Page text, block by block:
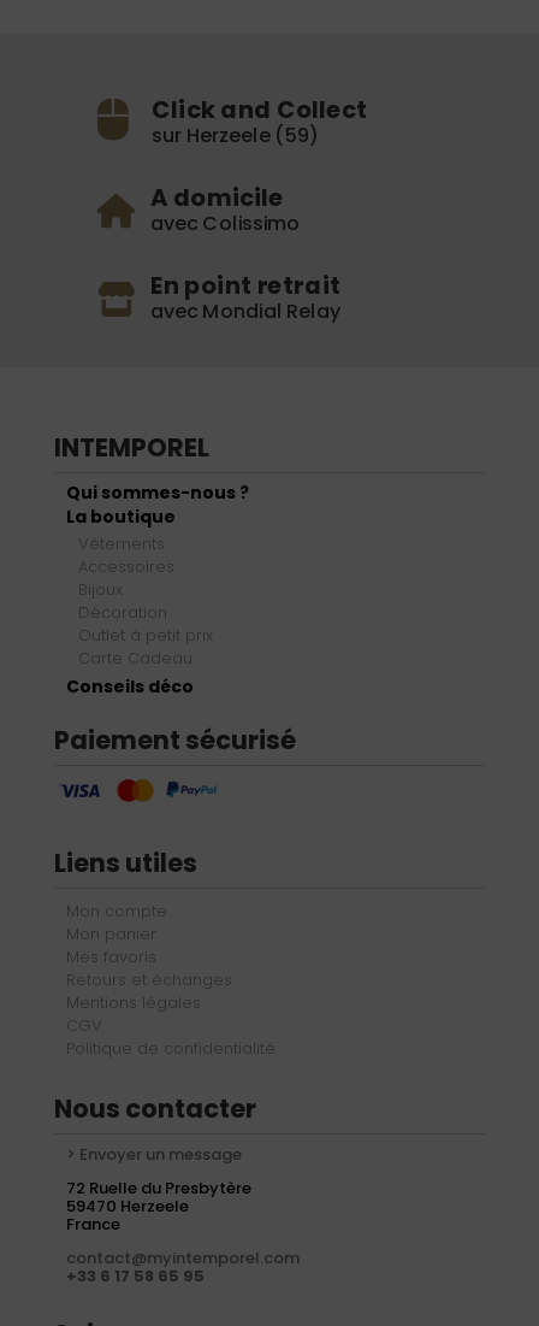
Click and Collect
sur Herzeele (59)
A domicile
avec Colissimo
En point retrait
avec Mondial Relay
INTEMPOREL
Qui sommes-nous ?
La boutique
Vêtements
Accessoires
Bijoux
Décoration
Outlet à petit prix
Carte Cadeau
Conseils déco
Paiement sécurisé
Liens utiles
Mon compte
Mon panier
Mes favoris
Retours et échanges
Mentions légales
CGV
Politique de confidentialité
Nous contacter
> Envoyer un message
72 Ruelle du Presbytère
59470 Herzeele
France
contact@myintemporel.com
+33 6 17 58 65 95